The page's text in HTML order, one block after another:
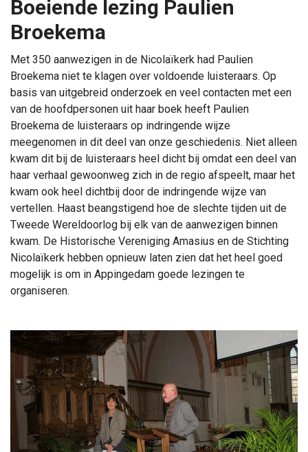
Boeiende lezing Paulien
Broekema
Met 350 aanwezigen in de Nicolaïkerk had Paulien
Broekema niet te klagen over voldoende luisteraars. Op
basis van uitgebreid onderzoek en veel contacten met een
van de hoofdpersonen uit haar boek heeft Paulien
Broekema de luisteraars op indringende wijze
meegenomen in dit deel van onze geschiedenis. Niet alleen
kwam dit bij de luisteraars heel dicht bij omdat een deel van
haar verhaal gewoonweg zich in de regio afspeelt, maar het
kwam ook heel dichtbij door de indringende wijze van
vertellen. Haast beangstigend hoe de slechte tijden uit de
Tweede Wereldoorlog bij elk van de aanwezigen binnen
kwam. De Historische Vereniging Amasius en de Stichting
Nicolaïkerk hebben opnieuw laten zien dat het heel goed
mogelijk is om in Appingedam goede lezingen te
organiseren.